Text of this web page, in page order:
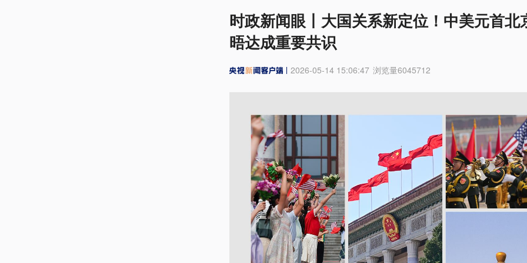
时政新闻眼丨大国关系新定位！中美元首北
晤达成重要共识
2026-05-14 15:06:47 浏览量6045712